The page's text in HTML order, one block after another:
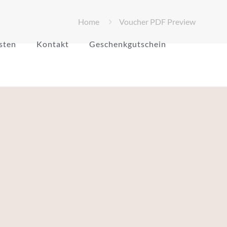
Kontakt Geschenkgutschein
Home Voucher PDF Preview